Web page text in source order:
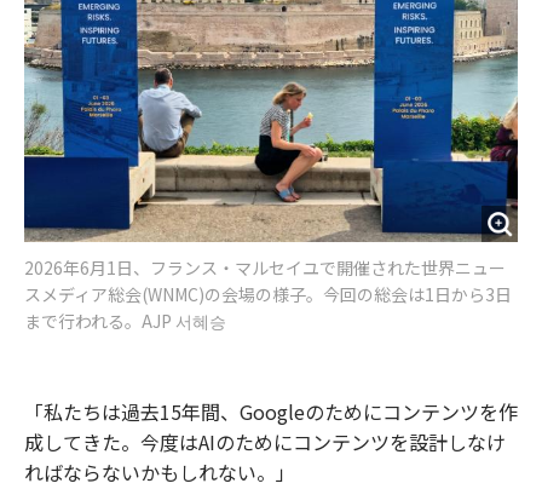
2026年6月1日、フランス・マルセイユで開催された世界ニュー
スメディア総会(WNMC)の会場の様子。今回の総会は1日から3日
まで行われる。AJP 서혜승
「私たちは過去15年間、Googleのためにコンテンツを作
成してきた。今度はAIのためにコンテンツを設計しなけ
ればならないかもしれない。」